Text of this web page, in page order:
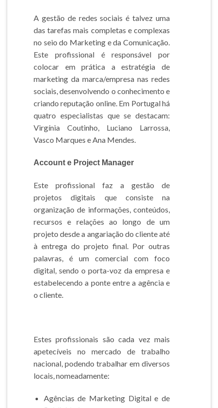
A gestão de redes sociais é talvez uma
das tarefas mais completas e complexas
no seio do Marketing e da Comunicação.
Este profissional é responsável por
colocar em prática a estratégia de
marketing da marca/empresa nas redes
sociais, desenvolvendo o conhecimento e
criando reputação online. Em Portugal há
quatro especialistas que se destacam:
Virgínia Coutinho, Luciano Larrossa,
Vasco Marques e Ana Mendes.
Account e Project Manager
Este profissional faz a gestão de
projetos digitais que consiste na
organização de informações, conteúdos,
recursos e relações ao longo de um
projeto desde a angariação do cliente até
à entrega do projeto final. Por outras
palavras, é um comercial com foco
digital, sendo o porta-voz da empresa e
estabelecendo a ponte entre a agência e
o cliente.
Estes profissionais são cada vez mais
apetecíveis no mercado de trabalho
nacional, podendo trabalhar em diversos
locais, nomeadamente:
Agências de Marketing Digital e de